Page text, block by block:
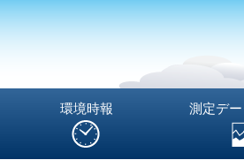
環境時報 測定デ